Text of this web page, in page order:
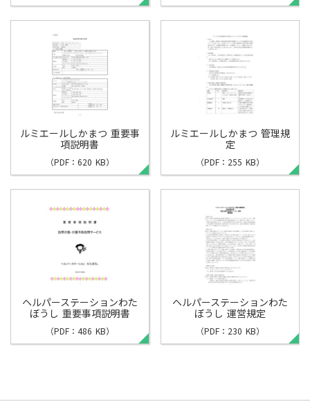
ルミエールしかまつ 重要事
項説明書
（PDF：620 KB）
ルミエールしかまつ 管理規
定
（PDF：255 KB）
ヘルパーステーションわた
ぼうし 重要事項説明書
（PDF：486 KB）
ヘルパーステーションわた
ぼうし 運営規定
（PDF：230 KB）